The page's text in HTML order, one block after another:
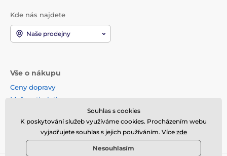
Kde nás najdete
Naše prodejny
Vše o nákupu
Ceny dopravy
Možnosti platby
Reklamace a vrácení
Věrnostní program
Souhlas s cookies
K poskytování služeb využíváme cookies. Procházením webu
vyjadřujete souhlas s jejich používáním. Více zde
Nesouhlasím